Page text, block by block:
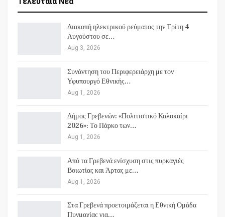
Διακοπή ηλεκτρικού ρεύματος την Τρίτη 4
Αυγούστου σε…
Aug 3, 2026
Συνάντηση του Περιφερειάρχη με τον
Υφυπουργό Εθνικής…
Aug 1, 2026
Δήμος Γρεβενών: «Πολιτιστικό Καλοκαίρι
2026»: Το Πάρκο των…
Aug 1, 2026
Από τα Γρεβενά ενίσχυση στις πυρκαγιές
Βοιωτίας και Άρτας με…
Aug 1, 2026
Στα Γρεβενά προετοιμάζεται η Εθνική Ομάδα